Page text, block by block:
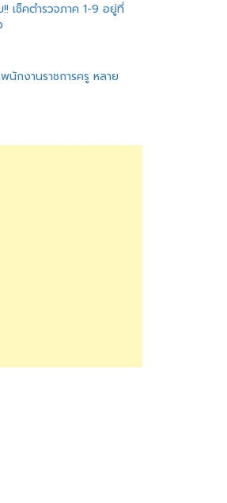
เช็คตำรวจภาค 1-9 อยู่ที่
กงานราชการครู หลาย